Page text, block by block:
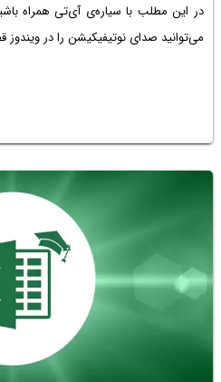
در این مطلب با سیاره‌ی آی‌تی همراه
می‌توانید صدای نوتیفیکیشن را در